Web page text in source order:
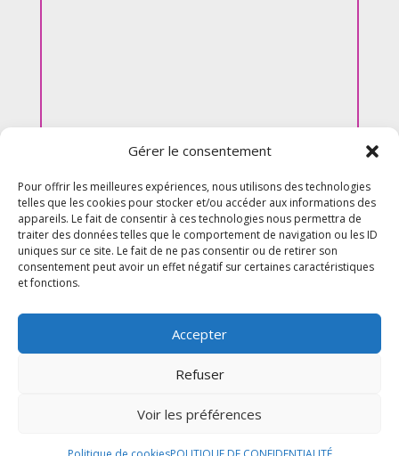
Gérer le consentement
Pour offrir les meilleures expériences, nous utilisons des technologies
telles que les cookies pour stocker et/ou accéder aux informations des
appareils. Le fait de consentir à ces technologies nous permettra de
traiter des données telles que le comportement de navigation ou les ID
uniques sur ce site. Le fait de ne pas consentir ou de retirer son
consentement peut avoir un effet négatif sur certaines caractéristiques
et fonctions.
Accepter
Refuser
Voir les préférences
© 2026 M Development–Mentions légales